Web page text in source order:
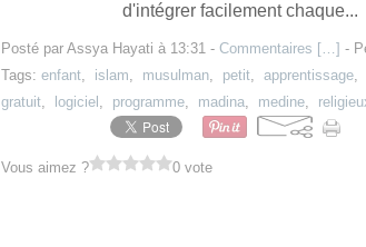
d'intégrer facilement chaque...
Posté par Assya Hayati à 13:31 - Commentaires […] -
Tags: enfant, islam, musulman, petit, apprentissage,
gratuit, logiciel , programme, madina, medine,
Vous aimez ? 0 vote